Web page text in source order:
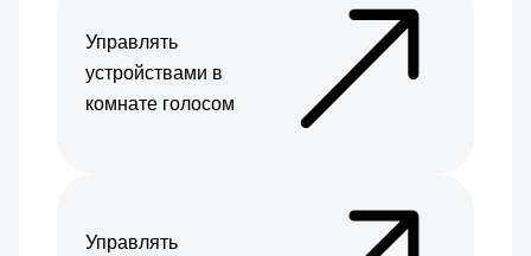
Управлять
устройствами в
комнате голосом
Управлять